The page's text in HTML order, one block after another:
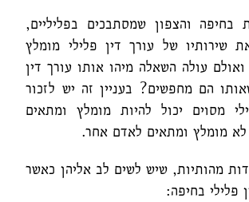
בחיפה והצפון שמסתבכים בפליליים,
שירותיו של עורך דין פלילי מומלץ
עולה השאלה מיהו אותו עורך דין
הם מחפשים? בעניין זה יש לזכור
מסוים יכול להיות מומלץ ומתאים
מומלץ ומתאים לאדם אחר.
מהותיות, שיש לשים לב אליהן כאשר
פלילי בחיפה: